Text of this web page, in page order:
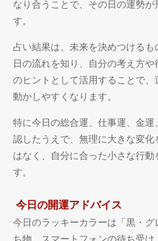
なり合うことで、その日の運勢が
す。
占い結果は、未来を決めつける
日の流れを知り、自分の考え方
のヒントとして活用することで
動かしやすくなります。
特に今日の総合運、仕事運、金
認したうえで、無理に大きな変
はなく、自分に合った小さな行
す。
今日の開運アドバイス
今日のラッキーカラーは「黒・